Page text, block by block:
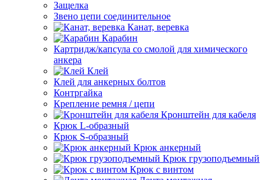
Защелка
Звено цепи соединительное
Канат, веревка
Карабин
Картридж/капсула со смолой для химического
анкера
Клей
Клей для анкерных болтов
Контргайка
Крепление ремня / цепи
Кронштейн для кабеля
Крюк L-образный
Крюк S-образный
Крюк анкерный
Крюк грузоподъемный
Крюк с винтом